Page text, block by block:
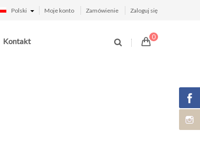
Moje konto Zamówienie Zaloguj się
Polski
0
Kontakt